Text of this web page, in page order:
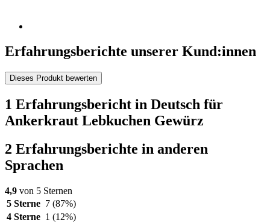
Erfahrungsberichte unserer Kund:innen
Dieses Produkt bewerten
1 Erfahrungsbericht in Deutsch für
Ankerkraut Lebkuchen Gewürz
2 Erfahrungsberichte in anderen
Sprachen
4,9 von 5 Sternen
5 Sterne 7 (87%)
4 Sterne 1 (12%)